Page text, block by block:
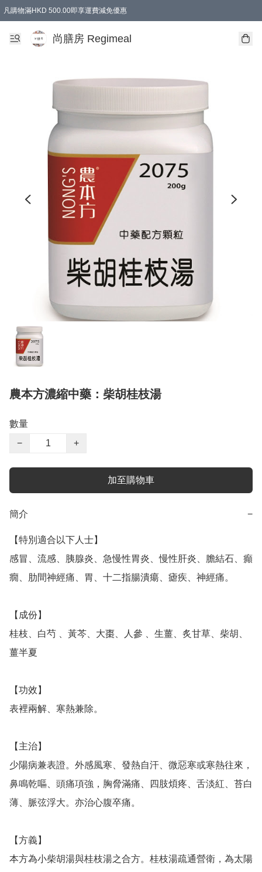
凡購物滿HKD 500.00即享運費減免優惠
尚膳房 Regimeal
農本方濃縮中藥：柴胡桂枝湯
數量
−
+
加至購物車
簡介 −
【特別適合以下人士】
感冒、流感、胰腺炎、急慢性胃炎、慢性肝炎、膽結石、癲
癇、肋間神經痛、胃、十二指腸潰瘍、瘧疾、神經痛。
【成份】
桂枝、白芍 、黃芩、大棗、人參 、生薑、炙甘草、柴胡、
薑半夏
【功效】
表裡兩解、寒熱兼除。
【主治】
少陽病兼表證。外感風寒、發熱自汗、微惡寒或寒熱往來，
鼻鳴乾嘔、頭痛項強，胸脅滿痛、四肢煩疼、舌淡紅、苔白
薄、脈弦浮大。亦治心腹卒痛。
【方義】
本方為小柴胡湯與桂枝湯之合方。桂枝湯疏通營衛，為太陽